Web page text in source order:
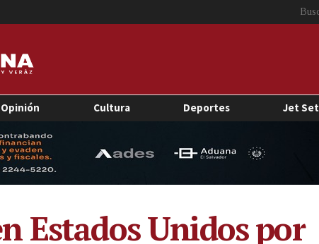
Opinión Cultura Deportes Jet Set
Estados Unidos por